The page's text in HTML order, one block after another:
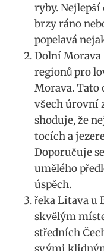
ryby.⁤ Nejlepší
‌brzy ráno
popelavá
Dolní Morava⁢
regionů​ pro
Morava. Tato
všech ​úrovní
shoduje,⁤ že
⁢tocích a
⁣Doporučuje
umělého
úspěch.
řeka Litava‍ u
skvělým
středních
svými